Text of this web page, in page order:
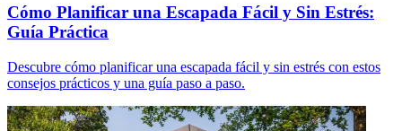
Cómo Planificar una Escapada Fácil y Sin Estrés:
Guía Práctica
Descubre cómo planificar una escapada fácil y sin estrés con estos
consejos prácticos y una guía paso a paso.